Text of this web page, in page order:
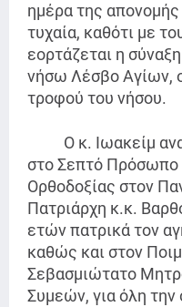
ημέρα της απονομής
τυχαία, καθότι με
εορτάζεται η
νήσω Λέσβο Αγίων,
τροφού του νήσου.
Ο κ. Ιωακείμ
στο Σεπτό Πρόσωπο
Ορθοδοξίας στον
Πατριάρχη κ.κ.
ετών πατρικά τον
καθώς και στον
Σεβασμιώτατο
Συμεών, για όλη την